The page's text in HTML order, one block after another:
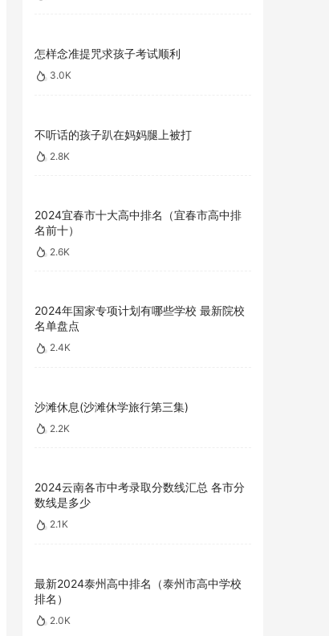
怎样念准提咒求孩子考试顺利
3.0K
不听话的孩子趴在妈妈腿上被打
2.8K
2024宜春市十大高中排名（宜春市高中排
名前十）
2.6K
2024年国家专项计划有哪些学校 最新院校
名单盘点
2.4K
沙滩休息(沙滩休学旅行第三集)
2.2K
2024云南各市中考录取分数线汇总 各市分
数线是多少
2.1K
最新2024泰州高中排名（泰州市高中学校
排名）
2.0K